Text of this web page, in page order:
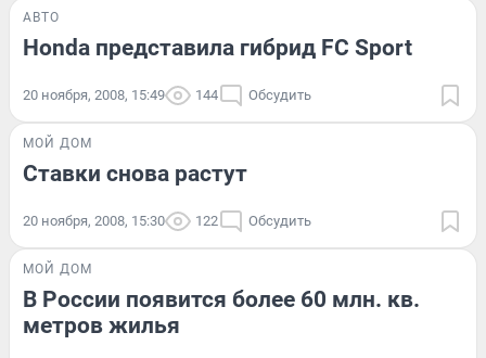
АВТО
Honda представила гибрид FC Sport
20 ноября, 2008, 15:49 144 Обсудить
МОЙ ДОМ
Ставки снова растут
20 ноября, 2008, 15:30 122 Обсудить
МОЙ ДОМ
В России появится более 60 млн. кв.
метров жилья